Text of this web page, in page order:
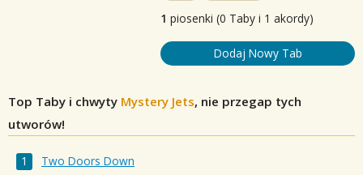
1 piosenki (0 Taby i 1 akordy)
Dodaj Nowy Tab
Top Taby i chwyty Mystery Jets, nie przegap tych
utworów!
Two Doors Down